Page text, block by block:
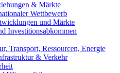
& Märkte
Wettbewerb
und Märkte
Investitionsabkommen
Transport, Ressourcen, Energie
& Verkehr